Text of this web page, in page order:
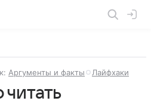
Аргументы и факты Лайфхаки